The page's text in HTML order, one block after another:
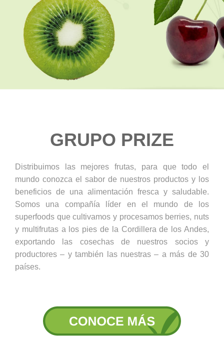
GRUPO PRIZE
Distribuimos las mejores frutas, para que todo el
mundo conozca el sabor de nuestros productos y los
beneficios de una alimentación fresca y saludable.
Somos una compañía líder en el mundo de los
superfoods que cultivamos y procesamos berries, nuts
y multifrutas a los pies de la Cordillera de los Andes,
exportando las cosechas de nuestros socios y
productores – y también las nuestras – a más de 30
países.